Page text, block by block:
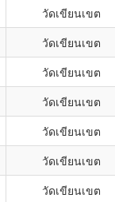
วัดเขียนเขต
วัดเขียนเขต
วัดเขียนเขต
วัดเขียนเขต
วัดเขียนเขต
วัดเขียนเขต
วัดเขียนเขต